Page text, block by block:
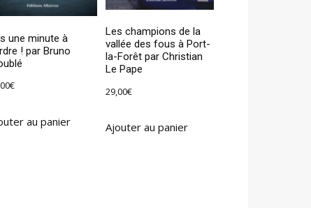
une minute à
! par Bruno
€
au panier
Les champions de la
vallée des fous à Port-
la-Forêt par Christian
Le Pape
29,00€
Ajouter au panier